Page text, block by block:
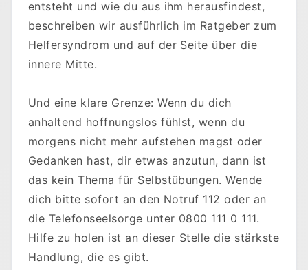
entsteht und wie du aus ihm herausfindest,
beschreiben wir ausführlich im Ratgeber zum
Helfersyndrom und auf der Seite über die
innere Mitte.
Und eine klare Grenze: Wenn du dich
anhaltend hoffnungslos fühlst, wenn du
morgens nicht mehr aufstehen magst oder
Gedanken hast, dir etwas anzutun, dann ist
das kein Thema für Selbstübungen. Wende
dich bitte sofort an den Notruf 112 oder an
die Telefonseelsorge unter 0800 111 0 111.
Hilfe zu holen ist an dieser Stelle die stärkste
Handlung, die es gibt.